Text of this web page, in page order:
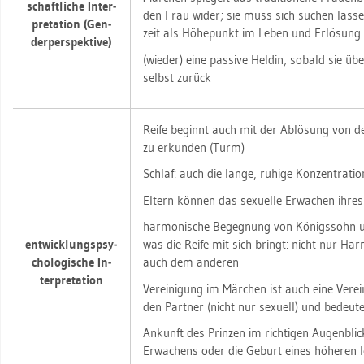
schaft­li­che In­ter­
pre­ta­ti­on (Gen­
der­per­spek­ti­ve)
den Frau wider; sie muss sich su­chen
zeit als Hö­he­punkt im Leben und Er­lö­sung
(wie­der) eine pas­si­ve Hel­din; so­bald sie
selbst zu­rück
ent­wick­lungs­psy­
cho­lo­gi­sche In­
ter­pre­ta­ti­on
Reife be­ginnt auch mit der Ab­lö­sung von
zu er­kun­den (Turm)
Schlaf: auch die lange, ru­hi­ge
El­tern kön­nen das se­xu­el­le Er­wa­chen
har­mo­ni­sche Be­geg­nung von
was die Reife mit sich bringt: nicht nur
auch dem an­de­ren
Ver­ei­ni­gung im Mär­chen ist auch eine
den Part­ner (nicht nur se­xu­ell) und
An­kunft des Prin­zen im rich­ti­gen
Er­wa­chens oder die Ge­burt eines hö­he­ren